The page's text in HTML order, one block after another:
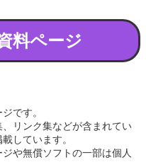
料ページ
です。
リンク集などが含まれてい
しています。
や無償ソフトの一部は個人